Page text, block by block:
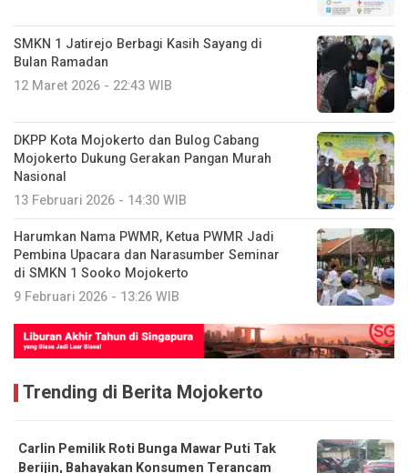
SMKN 1 Jatirejo Berbagi Kasih Sayang di
Bulan Ramadan
12 Maret 2026 - 22:43 WIB
DKPP Kota Mojokerto dan Bulog Cabang
Mojokerto Dukung Gerakan Pangan Murah
Nasional
13 Februari 2026 - 14:30 WIB
Harumkan Nama PWMR, Ketua PWMR Jadi
Pembina Upacara dan Narasumber Seminar
di SMKN 1 Sooko Mojokerto
9 Februari 2026 - 13:26 WIB
Trending di Berita Mojokerto
Carlin Pemilik Roti Bunga Mawar Puti Tak
Berijin, Bahayakan Konsumen Terancam